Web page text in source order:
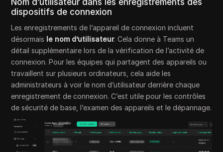
dispositifs de connexion
Les enregistrements de l’appareil de connexion incluent
désormais le nom d’utilisateur. Cela donne à Teams un
détail supplémentaire lors de la vérification de l’activité de
connexion. Pour les équipes qui partagent des appareils ou
travaillent sur plusieurs ordinateurs, cela aide les
administrateurs à voir le nom d’utilisateur derrière chaque
enregistrement de connexion. C’est utile pour les contrôles
de sécurité de base, l’examen des appareils et le dépannage.